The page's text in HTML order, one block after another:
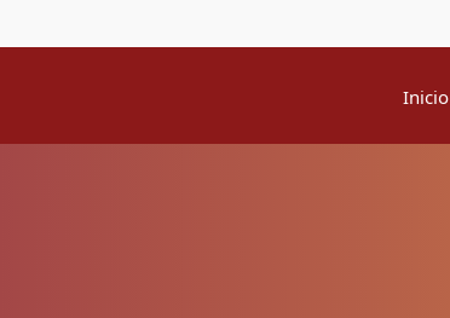
Inicio